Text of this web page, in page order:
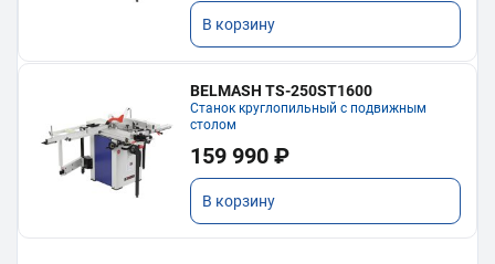
В корзину
BELMASH TS-250ST1600
Станок круглопильный с подвижным
столом
159 990 ₽
В корзину